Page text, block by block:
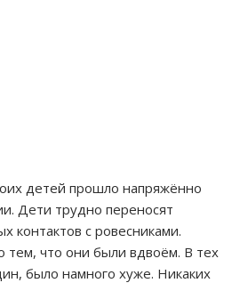
детей прошло напряжённо
Дети трудно переносят
контактов с ровесниками.
тем, что они были вдвоём. В тех
было намного хуже. Никаких